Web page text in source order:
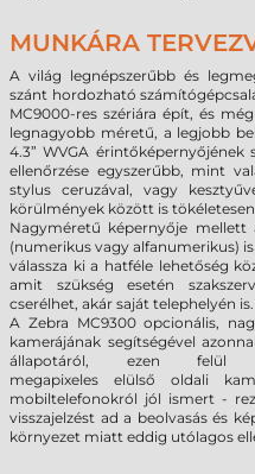
MUNKÁRA
A világ legnépszerűbb és
szánt hordozható
MC9000-res szériára épít, és
legnagyobb méretű, a legjobb
4.3” WVGA érintőképernyőjének
ellenőrzése egyszerűbb, mint
stylus ceruzával, vagy
körülmények között is
Nagyméretű képernyője mellett
(numerikus vagy alfanumerikus)
válassza ki a hatféle lehetőség
amit szükség esetén
cserélhet, akár saját telephelyén is.
A Zebra MC9300opcionális,
kamerájának segítségével
állapotáról, ezen
megapixeleselülső oldali
mobiltelefonokról jól ismert -
visszajelzést ad a beolvasás és
környezet miatt eddig utólagos